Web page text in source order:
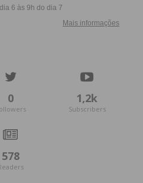
0 1,2k
Subscribers
578